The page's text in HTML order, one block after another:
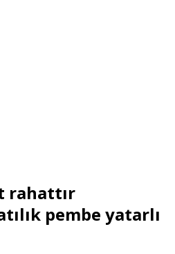
rahattır
pembe yatarlı